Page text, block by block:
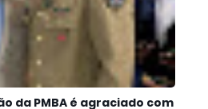
da PMBA é agraciado com